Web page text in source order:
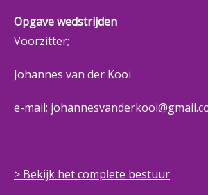
Opgave wedstrijden
Voorzitter;
Johannes van der Kooi
e-mail;
> Bekijk het complete bestuur